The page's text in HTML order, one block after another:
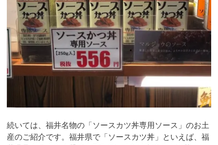
続いては、福井名物の「ソースカツ丼専用ソース」のお土
産のご紹介です。福井県で「ソースカツ丼」といえば、福